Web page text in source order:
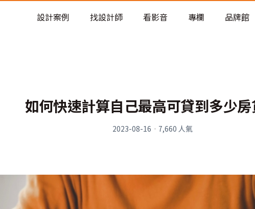
老屋預算分配與高 CP 值煥新術
設計案例 找設計師 看影音 專欄 品牌館
如何快速計算自己最高可貸到多少房
2023-08-16 · 7,660 人氣